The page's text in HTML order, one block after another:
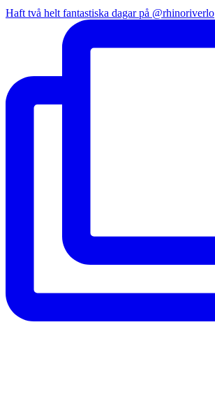
Haft två helt fantastiska dagar på @rhinoriverlo